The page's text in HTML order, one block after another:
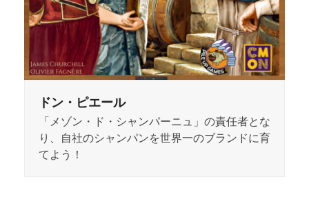
ドン・ピエール
「メゾン・ド・シャンパーニュ」の責任者とな
り、自社のシャンパンを世界一のブランドに育
てよう！